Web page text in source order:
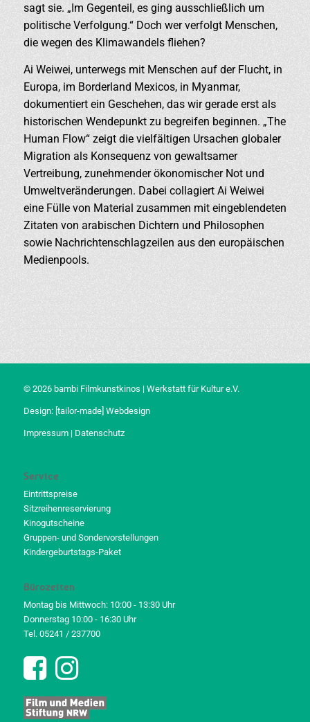
sagt sie. „Im Gegenteil, es ging ausschließlich um
politische Verfolgung.“ Doch wer verfolgt Menschen,
die wegen des Klimawandels fliehen?
Ai Weiwei, unterwegs mit Menschen auf der Flucht, in
Europa, im Borderland Mexicos, in Myanmar,
dokumentiert ein Geschehen, das wir gerade erst als
historischen Wendepunkt zu begreifen beginnen. „The
Human Flow“ zeigt die vielfältigen Ursachen globaler
Migration als Konsequenz von gewaltsamer
Vertreibung, zunehmender ökonomischer Not und
Umweltveränderungen. Dabei collagiert Ai Weiwei
eine Fülle von Material zusammen mit eingeblendeten
Zitaten von arabischen Dichtern und Philosophen
sowie Nachrichtenschlagzeilen aus den europäischen
Medienpools.
© 2026 bambi Filmkunstkinos | Werkstatt für Kultur e.V.
Design: [tailor-made] Webdesign
Impressum| Datenschutz
Service
Eintrittspreise
Sitzreihenreservierung
Kinogutscheine
Gruppen- und Sondervorstellungen
Kindergeburtstags-Paket
Bürozeiten
Montag bis Mittwoch: 10:00 - 13:30 Uhr
Donnerstag 10:00 - 16:30 Uhr
Tel. 05241 / 237700